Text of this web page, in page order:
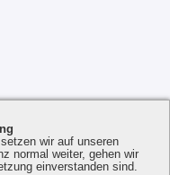
wir auf unseren
normal weiter, gehen wir
einverstanden sind.